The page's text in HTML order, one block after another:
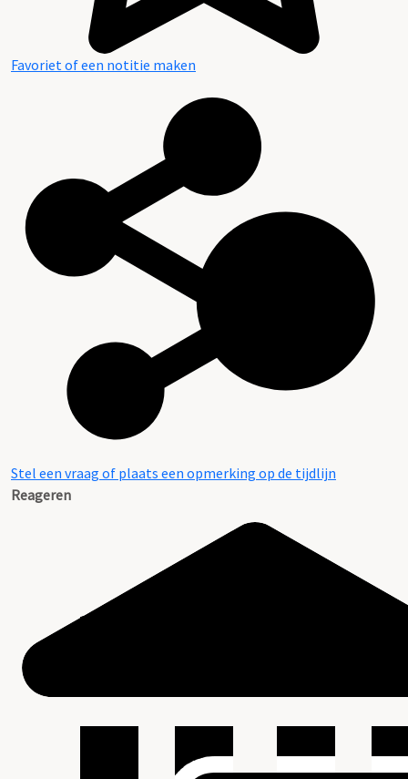
Favoriet of een notitie maken
Stel een vraag of plaats een opmerking op de tijdlijn
Reageren